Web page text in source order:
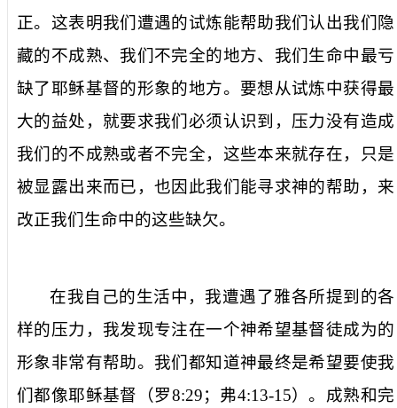
正。这表明我们遭遇的试炼能帮助我们认出我们隐
藏的不成熟、我们不完全的地方、我们生命中最亏
缺了耶稣基督的形象的地方。要想从试炼中获得最
大的益处，就要求我们必须认识到，压力没有造成
我们的不成熟或者不完全，这些本来就存在，只是
被显露出来而已，也因此我们能寻求神的帮助，来
改正我们生命中的这些缺欠。
在我自己的生活中，我遭遇了雅各所提到的各
样的压力，我发现专注在一个神希望基督徒成为的
形象非常有帮助。我们都知道神最终是希望要使我
们都像耶稣基督（罗8:29；弗4:13-15）。成熟和完